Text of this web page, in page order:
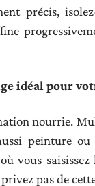
précis,
idéal pour
nourrie.
peinture ou
vous
pas de